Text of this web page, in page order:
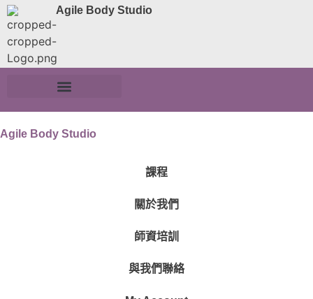
Agile Body Studio
Agile Body Studio
課程
關於我們
師資培訓
與我們聯絡